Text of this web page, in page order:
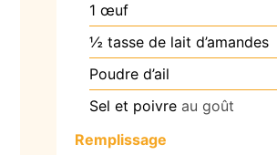
1 œuf
½ tasse de lait d’amandes
Poudre d’ail
Sel et poivre au goût
Remplissage